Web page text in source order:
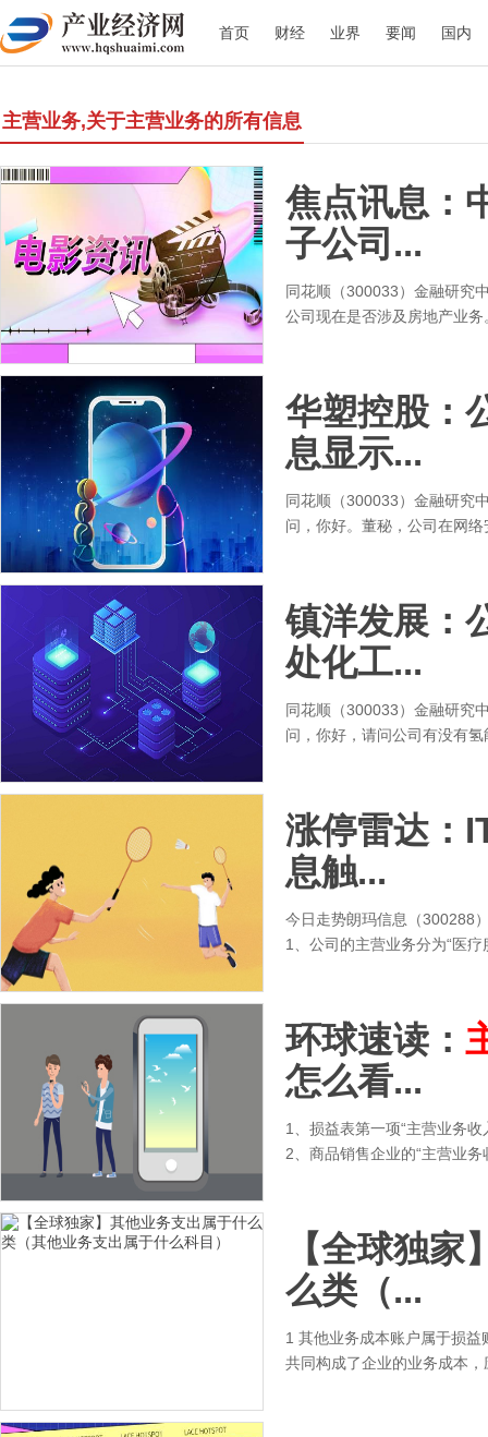
首页 财经 业界 要闻 国内
主营业务,关于主营业务的所有信息
焦点讯息：
子公司...
同花顺（300033）金融研究
公司现在是否涉及房地产业
华塑控股：
息显示...
同花顺（300033）金融研究
问，你好。董秘，公司在网
镇洋发展：
处化工...
同花顺（300033）金融研究
问，你好，请问公司有没有
涨停雷达：
息触...
今日走势朗玛信息（300288
1、公司的主营业务分为“医
环球速读：
怎么看...
1、损益表第一项“主营业务收
2、商品销售企业的“主营业务
【全球独
么类（...
1 其他业务成本账户属于损
共同构成了企业的业务成本，